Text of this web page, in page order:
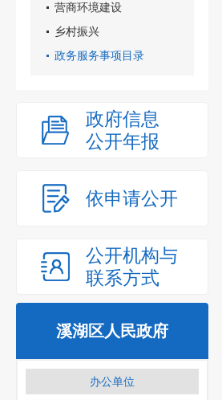
营商环境建设
乡村振兴
政务服务事项目录
政府信息
公开年报
依申请公开
公开机构与
联系方式
溪湖区人民政府
办公单位